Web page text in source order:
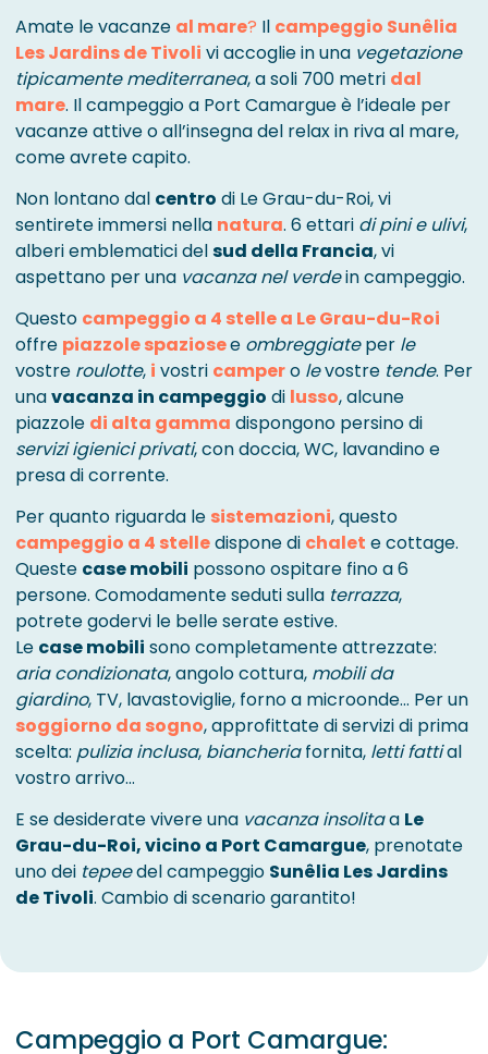
Amate le vacanze al mare? Il campeggio Sunêlia
Les Jardins de Tivoli vi accoglie in una vegetazione
tipicamente mediterranea, a soli 700 metri dal
mare. Il campeggio a Port Camargue è l’ideale per
vacanze attive o all’insegna del relax in riva al mare,
come avrete capito.
Non lontano dal centro di Le Grau-du-Roi, vi
sentirete immersi nella natura. 6 ettari di pini e ulivi,
alberi emblematici delsud della Francia, vi
aspettano per una vacanza nel verdein campeggio.
Questo campeggio a 4 stelle a Le Grau-du-Roi
offre piazzole spaziosee ombreggiateper le
vostre roulotte, i vostri campero levostre tende. Per
unavacanza in campeggio di lusso, alcune
piazzole di alta gamma dispongono persino di
servizi igienici privati, con doccia, WC, lavandino e
presa di corrente.
Per quanto riguarda le sistemazioni, questo
campeggio a 4 stelledispone di chalet e cottage.
Queste case mobili possono ospitare fino a 6
persone. Comodamente seduti sulla terrazza,
potrete godervi le belle serate estive.
Le case mobili sono completamente attrezzate:
aria condizionata, angolo cottura, mobili da
giardino, TV, lavastoviglie, forno a microonde… Per un
soggiorno da sogno, approfittate di servizi di prima
scelta: pulizia inclusa, biancheriafornita, letti fattial
vostro arrivo…
E se desiderate vivere una vacanza insolitaa Le
Grau-du-Roi, vicino a Port Camargue, prenotate
uno dei tepeedel campeggio Sunêlia Les Jardins
de Tivoli. Cambio di scenario garantito!
Campeggio a Port Camargue: